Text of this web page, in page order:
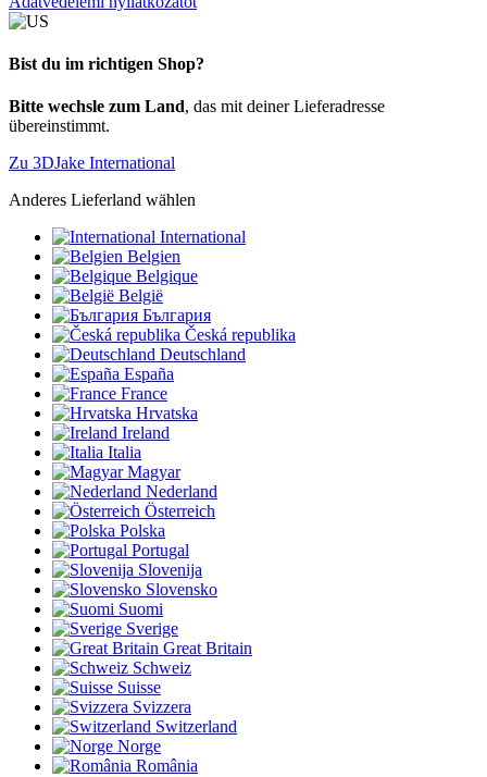
Bist du im richtigen Shop?
Bitte wechsle zum Land, das mit deiner Lieferadresse
übereinstimmt.
Zu 3DJake International
Anderes Lieferland wählen
International
Belgien
Belgique
België
България
Česká republika
Deutschland
España
France
Hrvatska
Ireland
Italia
Magyar
Nederland
Österreich
Polska
Portugal
Slovenija
Slovensko
Suomi
Sverige
Great Britain
Schweiz
Suisse
Svizzera
Switzerland
Norge
România